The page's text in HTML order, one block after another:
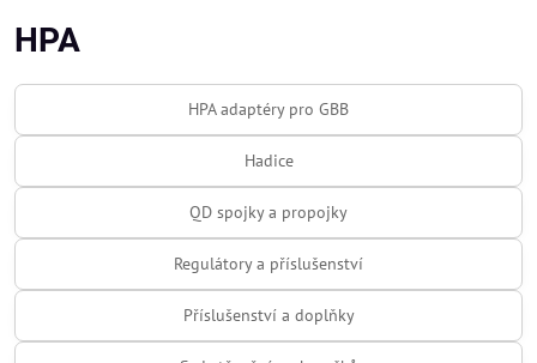
HPA
HPA adaptéry pro GBB
Hadice
QD spojky a propojky
Regulátory a příslušenství
Příslušenství a doplňky